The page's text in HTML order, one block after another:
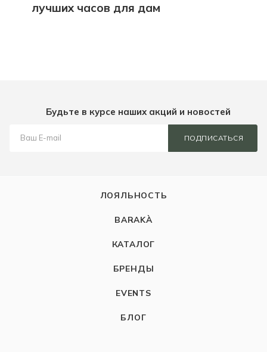
лучших часов для дам
Будьте в курсе наших акций и новостей
ПОДПИСАТЬСЯ
ЛОЯЛЬНОСТЬ
BARAKÀ
КАТАЛОГ
БРЕНДЫ
EVENTS
БЛОГ